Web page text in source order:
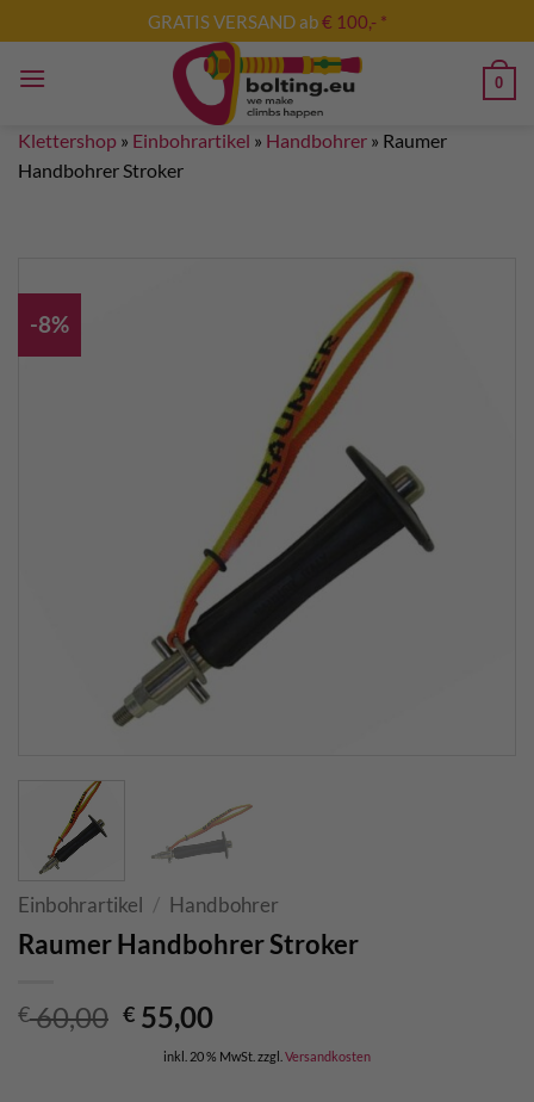
Inhalt
springen
GRATIS VERSAND ab€ 100,- *
0
Klettershop » Einbohrartikel » Handbohrer » Raumer
Handbohrer Stroker
-8%
Einbohrartikel / Handbohrer
Raumer Handbohrer Stroker
€60,00 Ursprünglicher
Preis
war:
€ 55,00Aktueller
Preis
ist:
inkl. 20 % MwSt. zzgl. Versandkosten